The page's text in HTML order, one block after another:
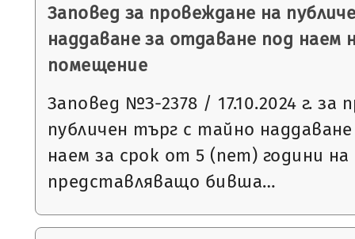
Заповед за провеждане на
наддаване за отдаване под наем
помещение
Заповед №З-2378 / 17.10.2024 г. за
публичен търг с тайно
наем за срок от 5 (пет) години
представляващо бивша…